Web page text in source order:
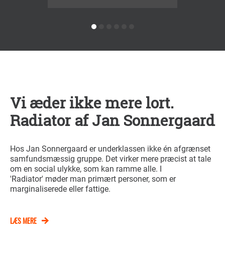
Vi æder ikke mere lort.
Radiator af Jan Sonnergaard
Hos Jan Sonnergaard er underklassen ikke én afgrænset
samfundsmæssig gruppe. Det virker mere præcist at tale
om en social ulykke, som kan ramme alle. I
'Radiator' møder man primært personer, som er
marginaliserede eller fattige.
LÆS MERE